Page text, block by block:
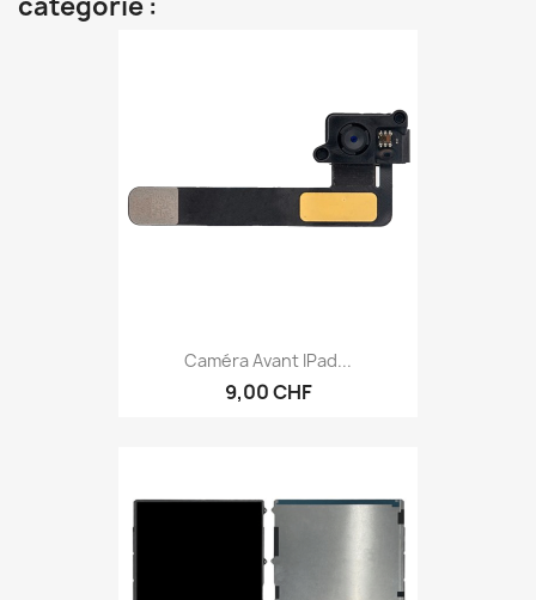
catégorie :
Caméra Avant IPad...
9,00 CHF